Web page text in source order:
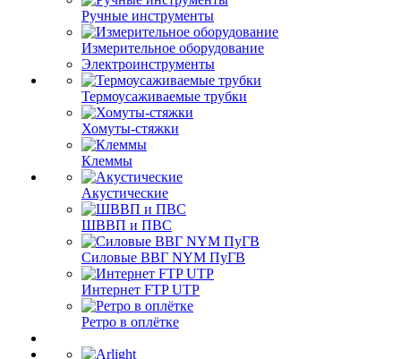
Ручные инструменты
Измерительное оборудование
Электроинструменты
Термоусаживаемые трубки
Хомуты-стяжки
Клеммы
Акустические
ШВВП и ПВС
Силовые ВВГ NYM ПуГВ
Интернет FTP UTP
Ретро в оплётке